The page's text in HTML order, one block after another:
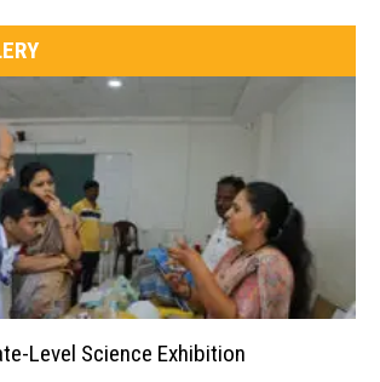
Level Science Exhibition